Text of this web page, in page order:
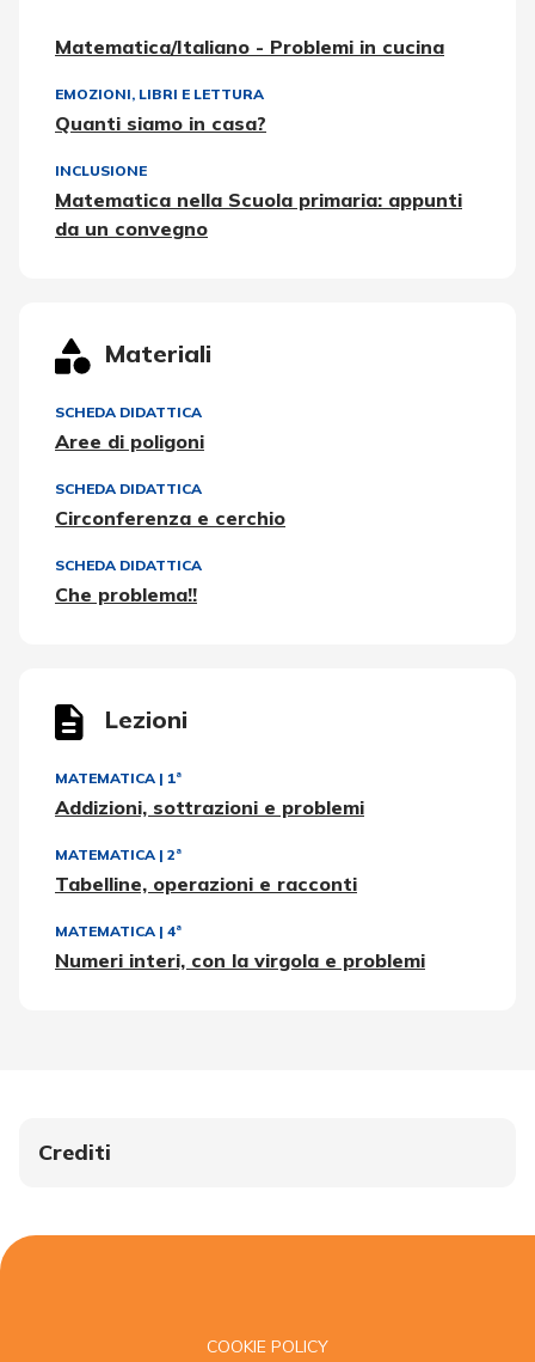
Matematica/Italiano - Problemi in cucina
EMOZIONI, LIBRI E LETTURA
Quanti siamo in casa?
INCLUSIONE
Matematica nella Scuola primaria: appunti
da un convegno
Materiali
SCHEDA DIDATTICA
Aree di poligoni
SCHEDA DIDATTICA
Circonferenza e cerchio
SCHEDA DIDATTICA
Che problema!!
Lezioni
MATEMATICA | 1ª
Addizioni, sottrazioni e problemi
MATEMATICA | 2ª
Tabelline, operazioni e racconti
MATEMATICA | 4ª
Numeri interi, con la virgola e problemi
Crediti
COOKIE POLICY